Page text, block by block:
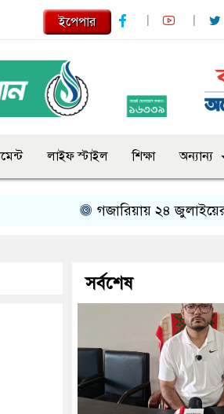
ইপেপার
লাইফ স্টাইল শিক্ষা অন্যান্য
গজারিয়ায় ২৪ জুলাইয়ের
সর্বশেষ